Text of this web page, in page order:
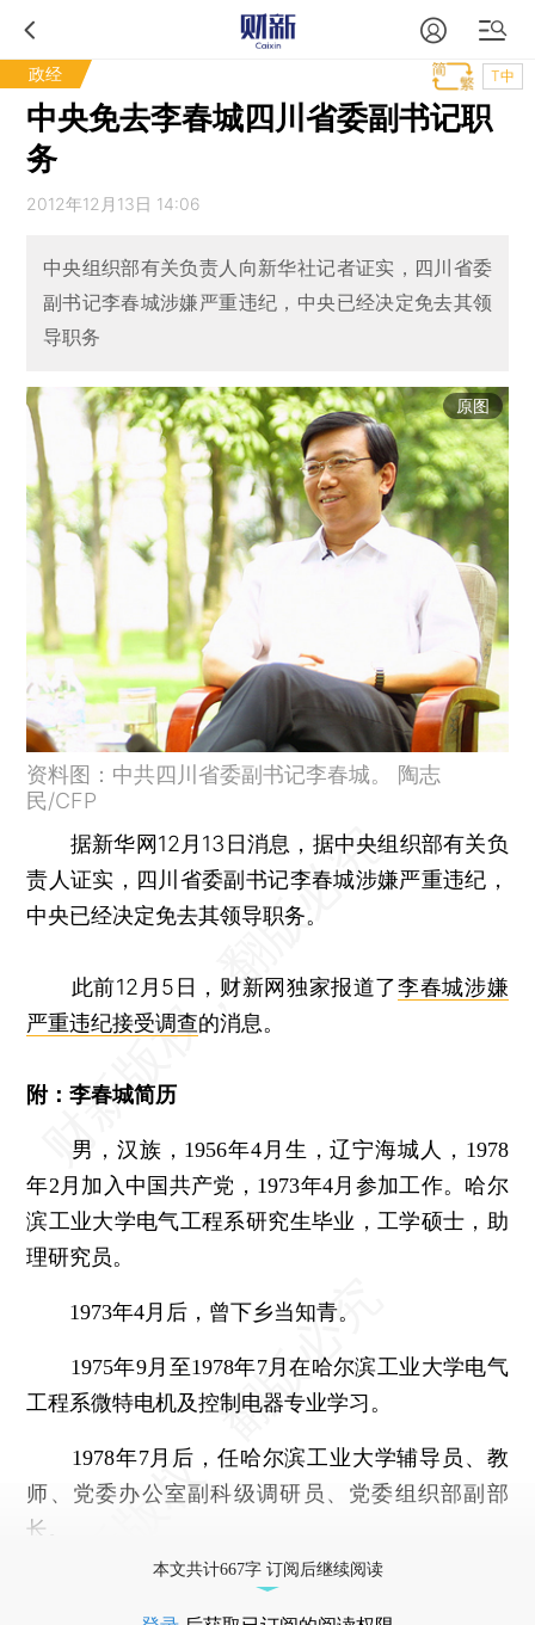
政经 T中
中央免去李春城四川省委副书记职
务
2012年12月13日 14:06
中央组织部有关负责人向新华社记者证实，四川省委
副书记李春城涉嫌严重违纪，中央已经决定免去其领
导职务
原图
资料图：中共四川省委副书记李春城。 陶志
民/CFP
据新华网12月13日消息，据中央组织部有关负
责人证实，四川省委副书记李春城涉嫌严重违纪，
中央已经决定免去其领导职务。
此前12月5日，财新网独家报道了李春城涉嫌
严重违纪接受调查的消息。
附：李春城简历
男，汉族，1956年4月生，辽宁海城人，1978
年2月加入中国共产党，1973年4月参加工作。哈尔
滨工业大学电气工程系研究生毕业，工学硕士，助
理研究员。
1973年4月后，曾下乡当知青。
1975年9月至1978年7月在哈尔滨工业大学电气
工程系微特电机及控制电器专业学习。
1978年7月后，任哈尔滨工业大学辅导员、教
师、党委办公室副科级调研员、党委组织部副部
长。
本文共计667字 订阅后继续阅读